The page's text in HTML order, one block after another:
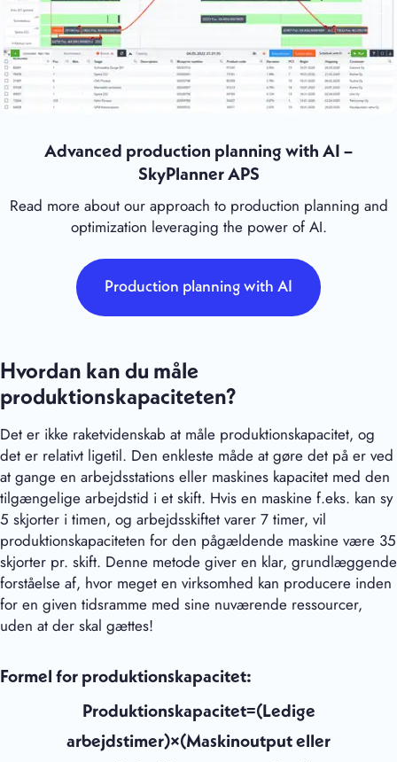
Advanced production planning with AI –
SkyPlanner APS
Read more about our approach to production planning and
optimization leveraging the power of AI.
Production planning with AI
Hvordan kan du måle
produktionskapaciteten?
Det er ikke raketvidenskab at måle produktionskapacitet, og
det er relativt ligetil. Den enkleste måde at gøre det på er ved
at gange en arbejdsstations eller maskines kapacitet med den
tilgængelige arbejdstid i et skift. Hvis en maskine f.eks. kan sy
5 skjorter i timen, og arbejdsskiftet varer 7 timer, vil
produktionskapaciteten for den pågældende maskine være 35
skjorter pr. skift. Denne metode giver en klar, grundlæggende
forståelse af, hvor meget en virksomhed kan producere inden
for en given tidsramme med sine nuværende ressourcer,
uden at der skal gættes!
Formel for produktionskapacitet:
Produktionskapacitet=(Ledige
arbejdstimer)×(Maskinoutput eller